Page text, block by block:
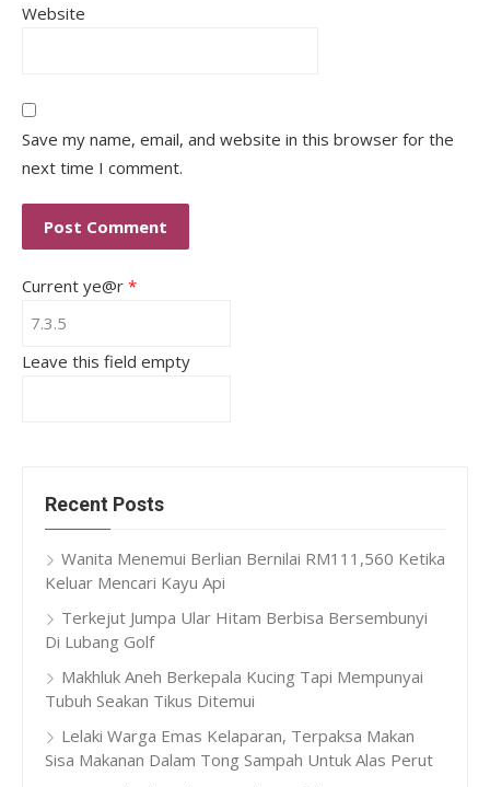
Website
Save my name, email, and website in this browser for the
next time I comment.
Current ye@r *
Leave this field empty
Recent Posts
Wanita Menemui Berlian Bernilai RM111,560 Ketika
Keluar Mencari Kayu Api
Terkejut Jumpa Ular Hitam Berbisa Bersembunyi
Di Lubang Golf
Makhluk Aneh Berkepala Kucing Tapi Mempunyai
Tubuh Seakan Tikus Ditemui
Lelaki Warga Emas Kelaparan, Terpaksa Makan
Sisa Makanan Dalam Tong Sampah Untuk Alas Perut